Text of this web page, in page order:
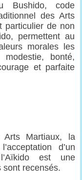
Bushido, code
des Arts
particulier de non
permettent au
morales les
bonté,
et parfaite
Arts Martiaux, la
d’un
est une
sont recensés.